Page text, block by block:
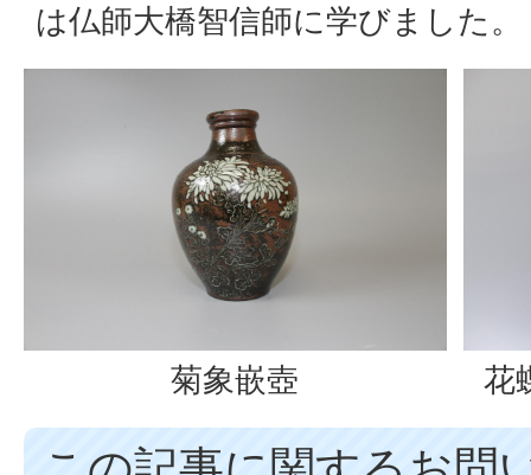
は仏師大橋智信師に学びました。
菊象嵌壺 花